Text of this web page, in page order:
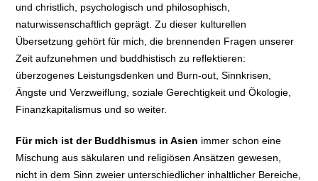
und christlich, psychologisch und philosophisch,
naturwissenschaftlich geprägt. Zu dieser kulturellen
Übersetzung gehört für mich, die brennenden Fragen unserer
Zeit aufzunehmen und buddhistisch zu reflektieren:
überzogenes Leistungsdenken und Burn-out, Sinnkrisen,
Ängste und Verzweiflung, soziale Gerechtigkeit und Ökologie,
Finanzkapitalismus und so weiter.
Für mich ist der Buddhismus in Asien immer schon eine
Mischung aus säkularen und religiösen Ansätzen gewesen,
nicht in dem Sinn zweier unterschiedlicher inhaltlicher Bereiche,